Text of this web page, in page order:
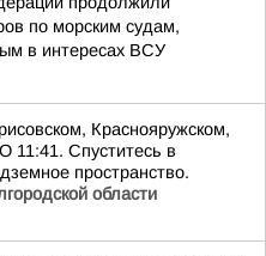
по морским судам,
в интересах ВСУ
Краснояружском,
11:41. Спуститесь в
пространство.
области